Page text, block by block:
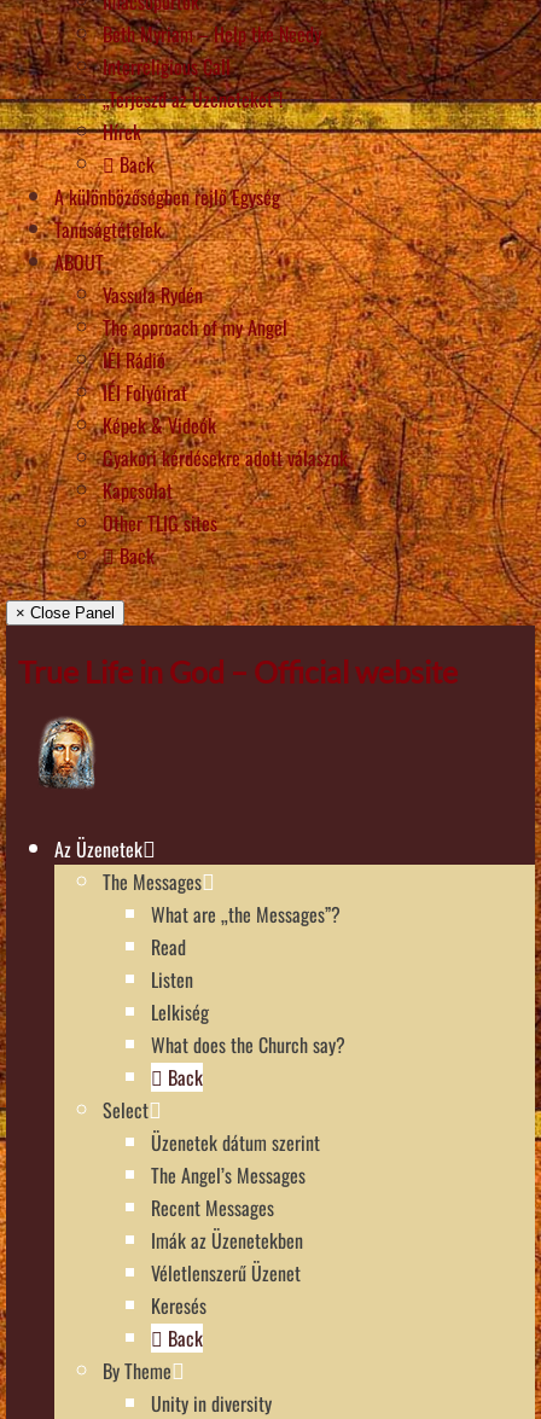
Beth Myriam – Help the Needy
Interreligious Call
„Terjeszd az Üzeneteket”!
Hírek
Back
A különbözőségben rejlő Egység
Tanúságtételek
ABOUT
Vassula Rydén
The approach of my Angel
IÉI Rádió
IÉI Folyóirat
Képek & Videók
Gyakori kérdésekre adott válaszok
Kapcsolat
Other TLIG sites
Back
× Close Panel
True Life in God – Official website
Az Üzenetek
The Messages
What are „the Messages”?
Read
Listen
Lelkiség
What does the Church say?
Back
Select
Üzenetek dátum szerint
The Angel’s Messages
Recent Messages
Imák az Üzenetekben
Véletlenszerű Üzenet
Keresés
Back
By Theme
Unity in diversity